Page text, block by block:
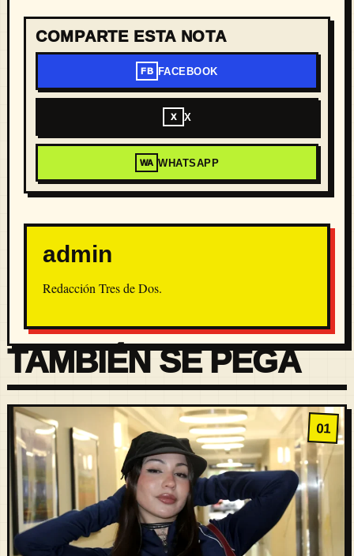
COMPARTE ESTA NOTA
FB FACEBOOK
X X
WA WHATSAPP
admin
Redacción Tres de Dos.
TAMBIÉN SE PEGA
01